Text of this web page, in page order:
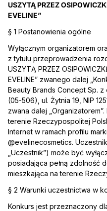
USZYTĄ PRZEZ
EVELINE”
§ 1 Postanowienia ogólne
Wyłącznym organizatorem
z tytułu przeprowadzenia
USZYTĄ PRZEZ
EVELINE” zwanego dalej
Beauty Brands Concept Sp.
(05-506), ul. Żytnia 19, NIP
zwana dalej
terenie Rzeczypospolitej
Internet w ramach profilu
@evelinecosmetics.
„Uczestnik”) może być
posiadająca pełną zdolność
mieszkająca na terenie
§ 2 Warunki uczestnictwa w
Konkurs jest przeznaczony